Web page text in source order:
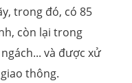
trong đó, có 85
còn lại trong
và được xử
thông.